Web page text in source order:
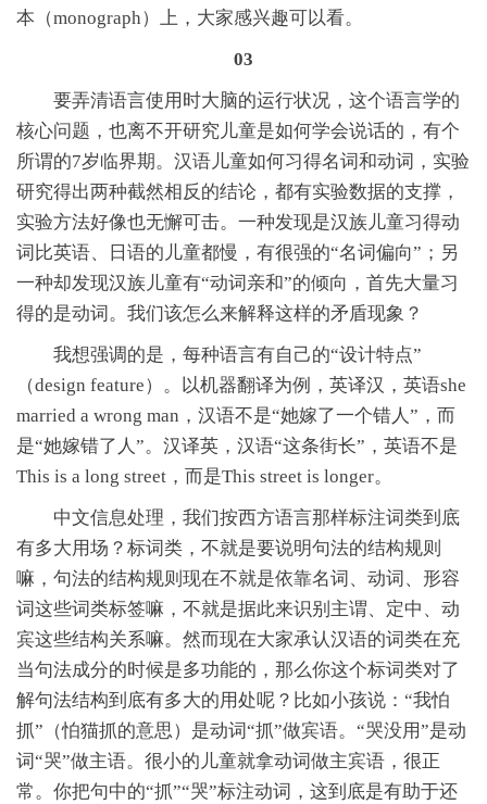
本（monograph）上，大家感兴趣可以看。
03
要弄清语言使用时大脑的运行状况，这个语言学的
核心问题，也离不开研究儿童是如何学会说话的，有个
所谓的7岁临界期。汉语儿童如何习得名词和动词，实验
研究得出两种截然相反的结论，都有实验数据的支撑，
实验方法好像也无懈可击。一种发现是汉族儿童习得动
词比英语、日语的儿童都慢，有很强的“名词偏向”；另
一种却发现汉族儿童有“动词亲和”的倾向，首先大量习
得的是动词。我们该怎么来解释这样的矛盾现象？
我想强调的是，每种语言有自己的“设计特点”
（design feature）。以机器翻译为例，英译汉，英语she
married a wrong man，汉语不是“她嫁了一个错人”，而
是“她嫁错了人”。汉译英，汉语“这条街长”，英语不是
This is a long street，而是This street is longer。
中文信息处理，我们按西方语言那样标注词类到底
有多大用场？标词类，不就是要说明句法的结构规则
嘛，句法的结构规则现在不就是依靠名词、动词、形容
词这些词类标签嘛，不就是据此来识别主谓、定中、动
宾这些结构关系嘛。然而现在大家承认汉语的词类在充
当句法成分的时候是多功能的，那么你这个标词类对了
解句法结构到底有多大的用处呢？比如小孩说：“我怕
抓”（怕猫抓的意思）是动词“抓”做宾语。“哭没用”是动
词“哭”做主语。很小的儿童就拿动词做主宾语，很正
常。你把句中的“抓”“哭”标注动词，这到底是有助于还